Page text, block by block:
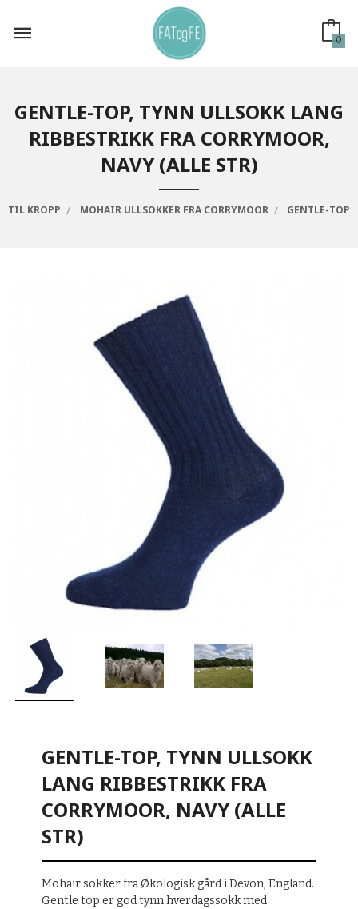
innholdet
0
GENTLE-TOP, TYNN ULLSOKK LANG
RIBBESTRIKK FRA CORRYMOOR,
NAVY (ALLE STR)
TIL KROPP MOHAIR ULLSOKKER FRA CORRYMOOR GENTLE-TOP
GENTLE-TOP, TYNN ULLSOKK
LANG RIBBESTRIKK FRA
CORRYMOOR, NAVY (ALLE
STR)
Mohair sokker fra Økologisk gård i Devon, England.
Gentle top er god tynn hverdagssokk med